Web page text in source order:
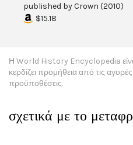
published byCrown (2010)
$15.18
Η World History Encyclopedia
κερδίζει προμήθεια από τις
προϋποθέσεις.
σχετικά με το